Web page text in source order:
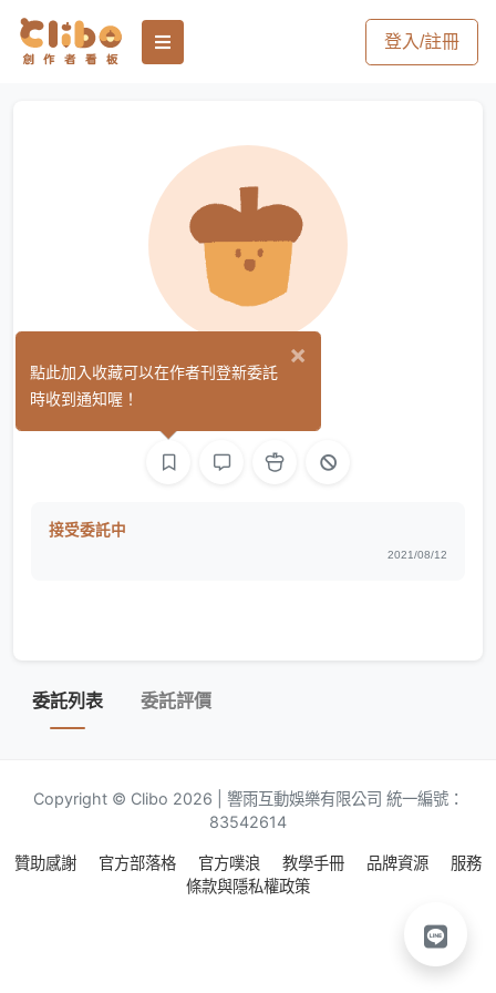
登入/註冊
小玥玥
接受委託中
2021/08/12
委託列表 委託評價
Copyright © Clibo 2026 | 響雨互動娛樂有限公司 統一編號：
83542614
贊助感謝 官方部落格 官方噗浪 教學手冊 品牌資源
服務
條款與隱私權政策
×
點此加入收藏可以在作者刊登新委託
時收到通知喔！